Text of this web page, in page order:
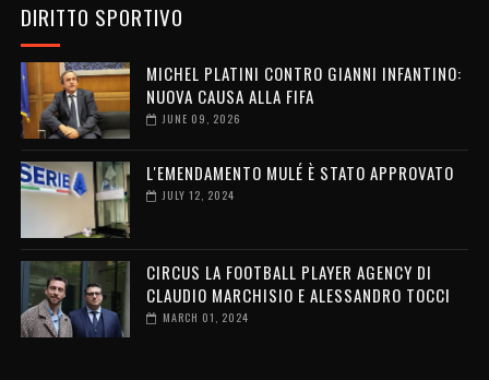
DIRITTO SPORTIVO
MICHEL PLATINI CONTRO GIANNI INFANTINO:
NUOVA CAUSA ALLA FIFA
JUNE 09, 2026
L'EMENDAMENTO MULÉ È STATO APPROVATO
JULY 12, 2024
CIRCUS LA FOOTBALL PLAYER AGENCY DI
CLAUDIO MARCHISIO E ALESSANDRO TOCCI
MARCH 01, 2024